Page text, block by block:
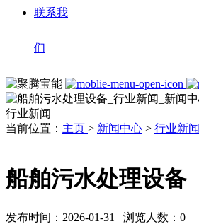
联系我
们
行业新闻
当前位置： 主页 > 新闻中心 > 行业新闻
船舶污水处理设备
发布时间：2026-01-31 浏览人数： 0